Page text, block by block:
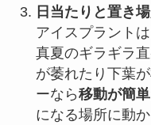
日当たりと置き
アイスプラントは
真夏のギラギラ
が萎れたり下葉
ーなら移動が簡単
になる場所に動